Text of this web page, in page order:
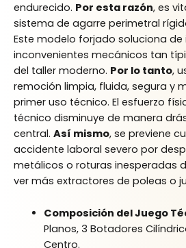
endurecido. Por esta razón, es
sistema de agarre perimetral
Este modelo forjado soluciona
inconvenientes mecánicos tan
del taller moderno. Por lo tanto,
remoción limpia, fluida, segura y
primer uso técnico. El esfuerzo
técnico disminuye de manera
central. Así mismo, se previene
accidente laboral severo por
metálicos o roturas inesperadas
ver más extractores de poleas o
Composición del Juego
Planos, 3 Botadores
Centro.